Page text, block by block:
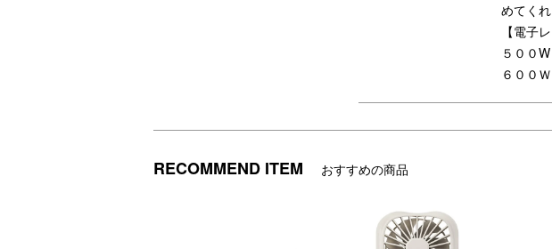
めてくれ
【電子
５００
６００
RECOMMEND ITEM おすすめの商品